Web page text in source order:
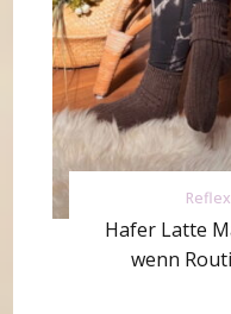
Hafer Latte
wenn